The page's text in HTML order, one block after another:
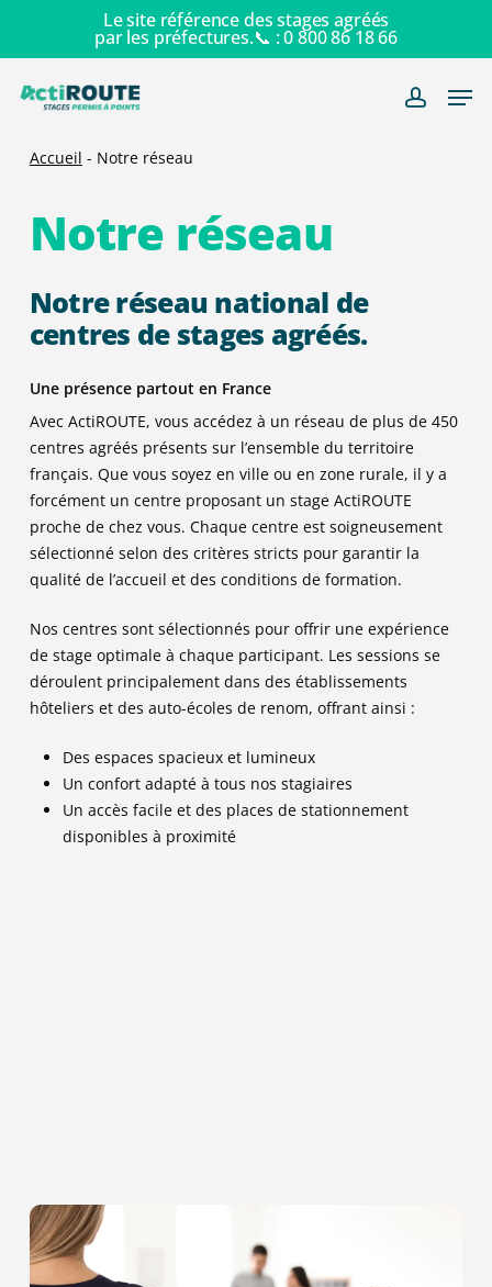
main
content
Le site référence des stages agréés
par les préfectures.📞 :0 800 86 18 66
account
Accueil - Notre réseau
Notre réseau
Notre réseau national de
centres de stages agréés.
Une présence partout en France
Avec ActiROUTE, vous accédez à un réseau de plus de 450
centres agréés présents sur l’ensemble du territoire
français. Que vous soyez en ville ou en zone rurale, il y a
forcément un centre proposant un stage ActiROUTE
proche de chez vous. Chaque centre est soigneusement
sélectionné selon des critères stricts pour garantir la
qualité de l’accueil et des conditions de formation.
Nos centres sont sélectionnés pour offrir une expérience
de stage optimale à chaque participant. Les sessions se
déroulent principalement dans des établissements
hôteliers et des auto-écoles de renom, offrant ainsi :
Des espaces spacieux et lumineux
Un confort adapté à tous nos stagiaires
Un accès facile et des places de stationnement
disponibles à proximité